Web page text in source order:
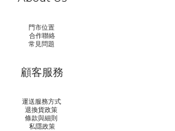
門市位置
合作聯絡
常見問題
顧客服務
運送服務方式
退換貨政策
條款與細則
私隱政策